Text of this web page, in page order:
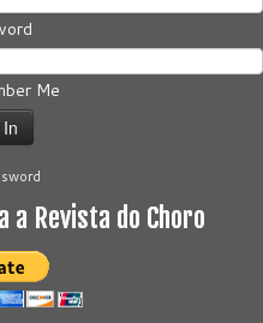
Me
a Revista do Choro